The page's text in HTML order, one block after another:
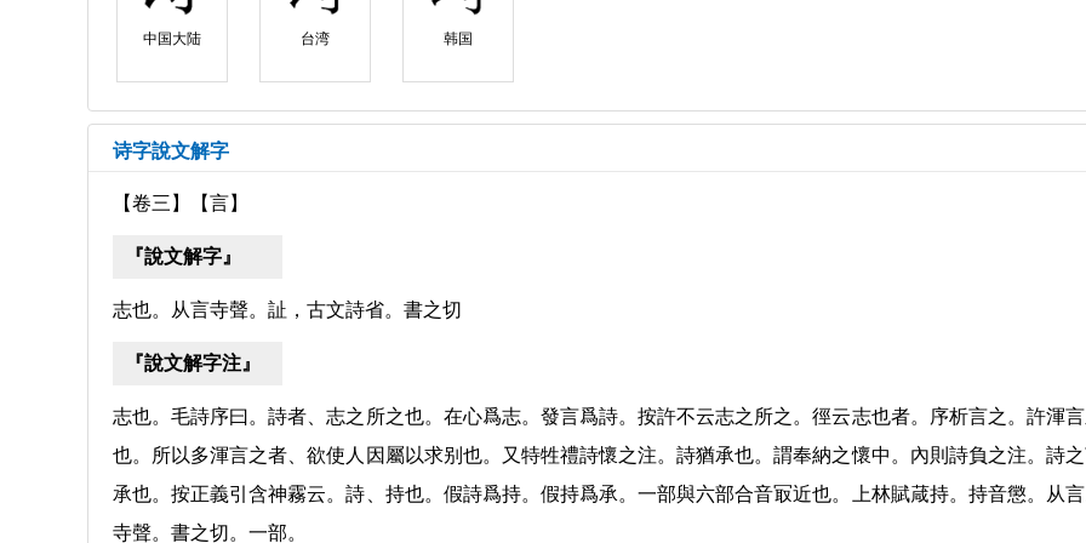
中国大陆 台湾 韩国
诗字說文解字
【卷三】【言】
『說文解字』
志也。从言寺聲。訨，古文詩省。書之切
『說文解字注』
志也。毛詩序曰。詩者、志之所之也。在心爲志。發言爲詩。按許不云志之所之。徑云志也者。序析言之。許渾言
也。所以多渾言之者、欲使人因屬以求别也。又特牲禮詩懷之注。詩猶承也。謂奉納之懷中。內則詩負之注。詩
承也。按正義引含神霧云。詩、持也。假詩爲持。假持爲承。一部與六部合音冣近也。上林賦葴持。持音懲。从言
寺聲。書之切。一部。